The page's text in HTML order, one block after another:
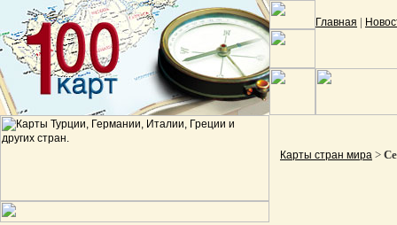
Главная |
Карты стран мира >